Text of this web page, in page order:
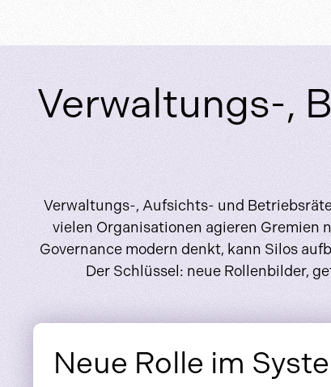
Verwaltungs-,
Verwaltungs-, Aufsichts- und
vielen Organisationen agieren Gremien
Governance modern denkt, kann Silos
Der Schlüssel: neue Rollenbilder,
Neue Rolle im